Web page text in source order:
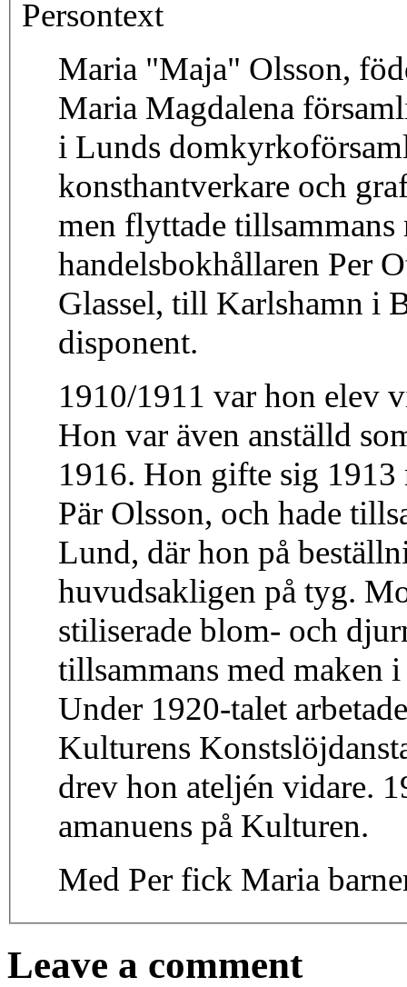
Persontext
Maria "Maja" Olsson,
Maria Magdalena
i Lunds
konsthantverkare och
men flyttade tillsammans
handelsbokhållaren Per
Glassel, till Karlshamn i
disponent.
1910/1911 var hon elev
Hon var även anställd
1916. Hon gifte sig 1913
Pär Olsson, och hade
Lund, där hon på
huvudsakligen på tyg.
stiliserade blom- och
tillsammans med maken
Under 1920-talet
Kulturens
drev hon ateljén vidare.
amanuens på Kulturen.
Med Per fick Maria
Leave a comment